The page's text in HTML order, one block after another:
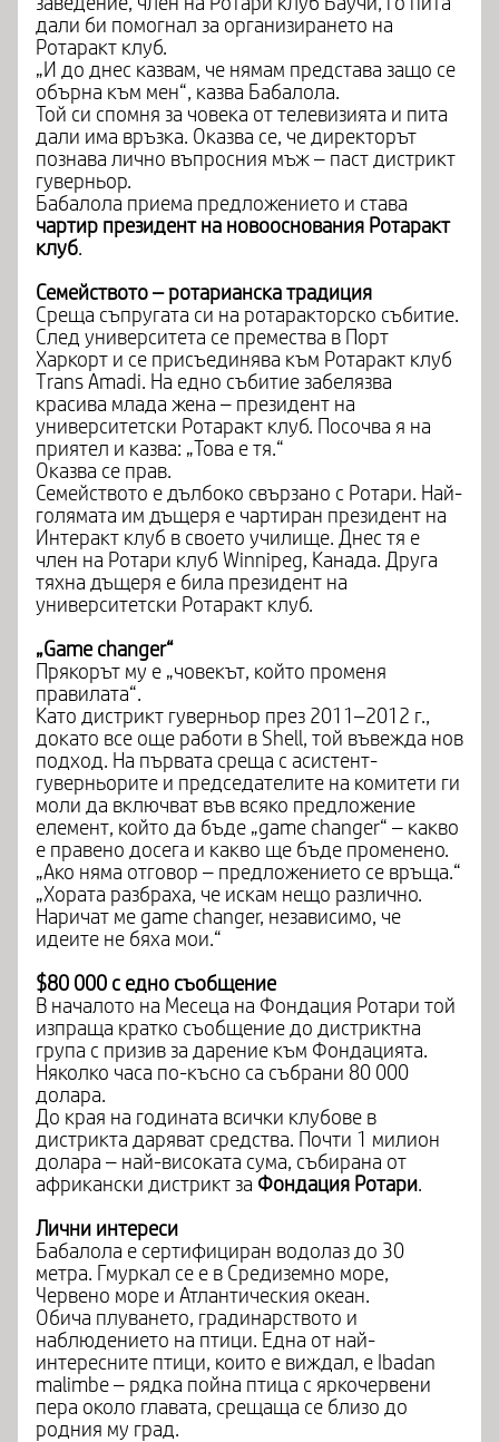
дали би помогнал за организирането на
Ротаракт клуб.
„И до днес казвам, че нямам представа защо се
обърна към мен“, казва Бабалола.
Той си спомня за човека от телевизията и пита
дали има връзка. Оказва се, че директорът
познава лично въпросния мъж – паст дистрикт
гуверньор.
Бабалола приема предложението и става
чартир президент на новооснования Ротаракт
клуб.
Семейството – ротарианска традиция
Среща съпругата си на ротаракторско събитие.
След университета се премества в Порт
Харкорт и се присъединява към Ротаракт клуб
Trans Amadi. На едно събитие забелязва
красива млада жена – президент на
университетски Ротаракт клуб. Посочва я на
приятел и казва: „Това е тя.“
Оказва се прав.
Семейството е дълбоко свързано с Ротари. Най-
голямата им дъщеря е чартиран президент на
Интеракт клуб в своето училище. Днес тя е
член на Ротари клуб Winnipeg, Канада. Друга
тяхна дъщеря е била президент на
университетски Ротаракт клуб.
„Game changer“
Прякорът му е „човекът, който променя
правилата“.
Като дистрикт гуверньор през 2011–2012 г.,
докато все още работи в Shell, той въвежда нов
подход. На първата среща с асистент-
гуверньорите и председателите на комитети ги
моли да включват във всяко предложение
елемент, който да бъде „game changer“ – какво
е правено досега и какво ще бъде променено.
„Ако няма отговор – предложението се връща.“
„Хората разбраха, че искам нещо различно.
Наричат ме game changer, независимо, че
идеите не бяха мои.“
$80 000 с едно съобщение
В началото на Месеца на Фондация Ротари той
изпраща кратко съобщение до дистриктна
група с призив за дарение към Фондацията.
Няколко часа по-късно са събрани 80 000
долара.
До края на годината всички клубове в
дистрикта даряват средства. Почти 1 милион
долара – най-високата сума, събирана от
африкански дистрикт за Фондация Ротари.
Лични интереси
Бабалола е сертифициран водолаз до 30
метра. Гмуркал се е в Средиземно море,
Червено море и Атлантическия океан.
Обича плуването, градинарството и
наблюдението на птици. Една от най-
интересните птици, които е виждал, е Ibadan
malimbe – рядка пойна птица с яркочервени
пера около главата, срещаща се близо до
родния му град.